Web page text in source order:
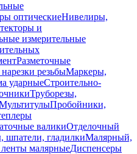
оптическиеНивелиры,
и
измерительные
Разметочные
резьбыМаркеры,
ударныеСтроительно-
Труборезы,
Пробойники,
валикиОтделочный
шпатели, гладилкиМалярный,
малярныеДиспенсеры